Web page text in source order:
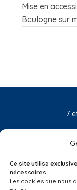
Ce site utilise
nécessaires.
Les cookies que nous
Mise en
Boulogne sur
7